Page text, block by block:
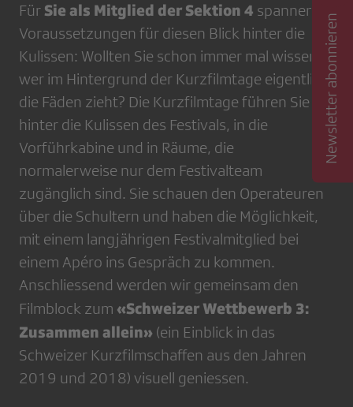
Für Sie als Mitglied der Sektion 4 spannende
Voraussetzungen für diesen Blick hinter die
Kulissen: Wollten Sie schon immer mal wissen,
wer im Hintergrund der Kurzfilmtage eigentlich
die Fäden zieht? Die Kurzfilmtage führen Sie
hinter die Kulissen des Festivals, in die
Vorführkabine und in Räume, die
normalerweise nur dem Festivalteam
zugänglich sind. Sie schauen den Operateuren
über die Schultern und haben die Möglichkeit,
mit einem langjährigen Festivalmitglied bei
einem Apéro ins Gespräch zu kommen.
Anschliessend werden wir gemeinsam den
Filmblock zum «Schweizer Wettbewerb 3:
Zusammen allein» (ein Einblick in das
Schweizer Kurzfilmschaffen aus den Jahren
2019 und 2018) visuell geniessen.
Newsletter abonnieren